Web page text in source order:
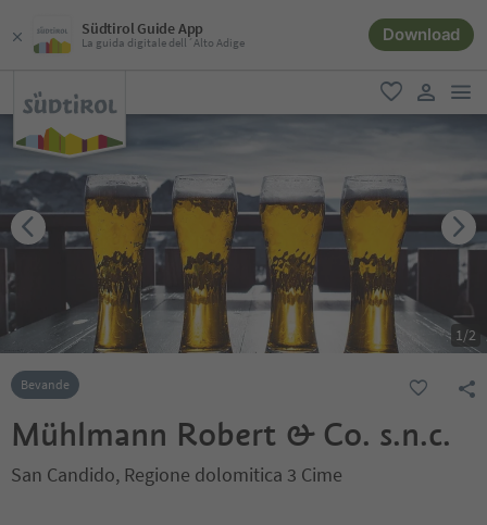
Südtirol Guide App
La guida digitale dell´Alto Adige Download
favoriti
user link
1/2
Bevande
Mühlmann Robert & Co. s.n.c.
San Candido, Regione dolomitica 3 Cime